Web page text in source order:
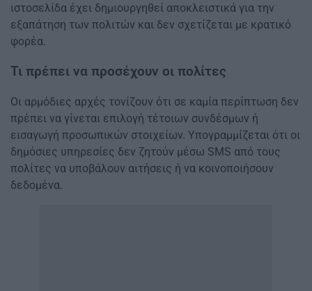
ιστοσελίδα έχει δημιουργηθεί αποκλειστικά για την
εξαπάτηση των πολιτών και δεν σχετίζεται με κρατικό
φορέα.
Τι πρέπει να προσέχουν οι πολίτες
Οι αρμόδιες αρχές τονίζουν ότι σε καμία περίπτωση δεν
πρέπει να γίνεται επιλογή τέτοιων συνδέσμων ή
εισαγωγή προσωπικών στοιχείων. Υπογραμμίζεται ότι οι
δημόσιες υπηρεσίες δεν ζητούν μέσω SMS από τους
πολίτες να υποβάλουν αιτήσεις ή να κοινοποιήσουν
δεδομένα.